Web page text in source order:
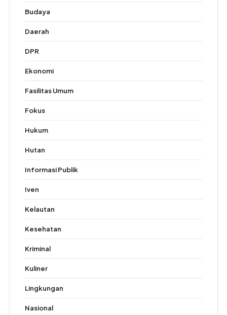
Budaya
Daerah
DPR
Ekonomi
Fasilitas Umum
Fokus
Hukum
Hutan
Informasi Publik
Iven
Kelautan
Kesehatan
Kriminal
Kuliner
Lingkungan
Nasional